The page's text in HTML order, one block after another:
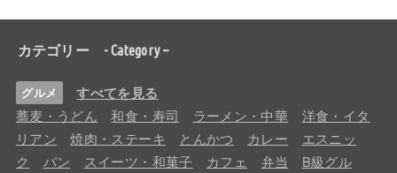
カテゴリー - Category –
グルメ すべてを見る
蕎麦・うどん 和食・寿司 ラーメン・中華
洋食・イタ
リアン
焼肉・ステーキ とんかつ カレー
エスニッ
ク
パン スイーツ・和菓子 カフェ 弁当
B級グル